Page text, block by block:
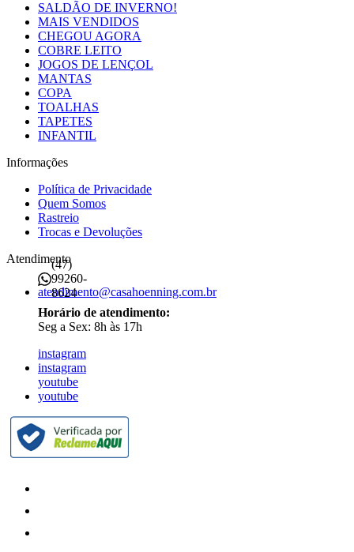
SALDÃO DE INVERNO!
MAIS VENDIDOS
CHEGOU AGORA
COBRE LEITO
JOGOS DE LENÇOL
MANTAS
COPA
TOALHAS
TAPETES
INFANTIL
Informações
Política de Privacidade
Quem Somos
Rastreio
Trocas e Devoluções
Atendimento
(47)
99260-
8624
atendimento@casahoenning.com.br
Horário de atendimento:
Seg a Sex: 8h às 17h
instagram
instagram
youtube
youtube